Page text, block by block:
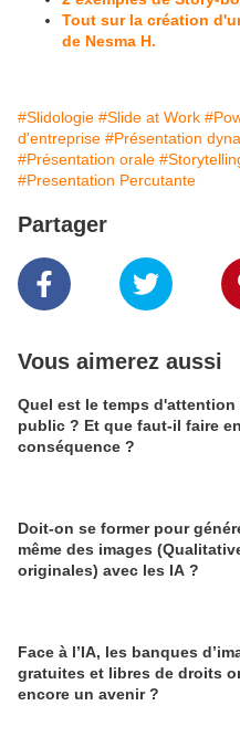
Tout sur la création
de Nesma H.
#Slidologie #Slide at Work
d'entreprise #Présentation
#Présentation orale
#Presentation Percutante
Partager
Vous aimerez aussi
Quel est le temps d'attention
public ? Et que faut-il faire en
conséquence ?
Doit-on se former pour
même des images
originales) avec les IA ?
Face à l’IA, les banques
gratuites et libres de droits
encore un avenir ?